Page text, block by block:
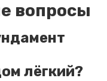
вопросы
лёгкий?